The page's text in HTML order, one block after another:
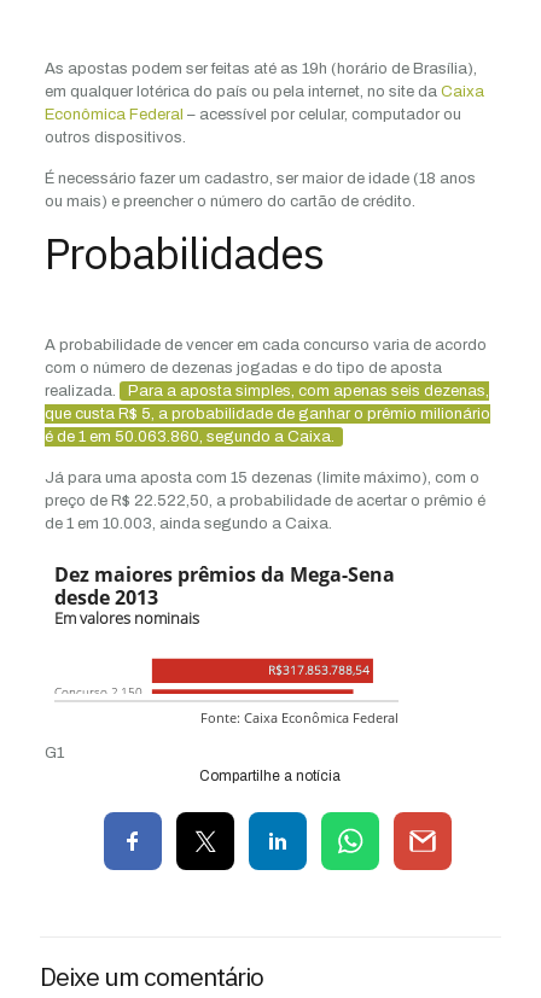
As apostas podem ser feitas até as 19h (horário de Brasília),
em qualquer lotérica do país ou pela internet, no site da Caixa
Econômica Federal – acessível por celular, computador ou
outros dispositivos.
É necessário fazer um cadastro, ser maior de idade (18 anos
ou mais) e preencher o número do cartão de crédito.
Probabilidades
A probabilidade de vencer em cada concurso varia de acordo
com o número de dezenas jogadas e do tipo de aposta
realizada.
Para a aposta simples, com apenas seis dezenas,
que custa R$ 5, a probabilidade de ganhar o prêmio milionário
é de 1 em 50.063.860, segundo a Caixa.
Já para uma aposta com 15 dezenas (limite máximo), com o
preço de R$ 22.522,50, a probabilidade de acertar o prêmio é
de 1 em 10.003, ainda segundo a Caixa.
G1
Compartilhe a notícia
Deixe um comentário